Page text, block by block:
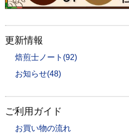
更新情報
焙煎士ノート(92)
お知らせ(48)
ご利用ガイド
お買い物の流れ